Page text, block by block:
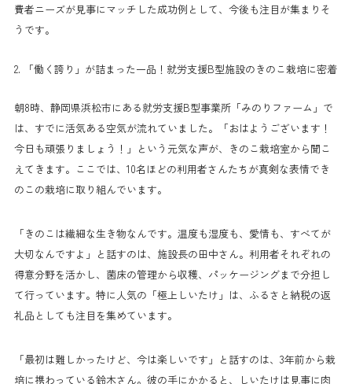
費者ニーズが見事にマッチした成功例として、今後も注目が集まりそ
うです。
2. 「働く誇り」が詰まった一品！就労支援B型施設のきのこ栽培に密着
朝8時、静岡県浜松市にある就労支援B型事業所「みのりファーム」で
は、すでに活気ある空気が流れていました。「おはようございます！
今日も頑張りましょう！」という元気な声が、きのこ栽培室から聞こ
えてきます。ここでは、10名ほどの利用者さんたちが真剣な表情でき
のこの栽培に取り組んでいます。
「きのこは繊細な生き物なんです。温度も湿度も、愛情も、すべてが
大切なんですよ」と話すのは、施設長の田中さん。利用者それぞれの
得意分野を活かし、菌床の管理から収穫、パッケージングまで分担し
て行っています。特に人気の「極上しいたけ」は、ふるさと納税の返
礼品としても注目を集めています。
「最初は難しかったけど、今は楽しいです」と話すのは、3年前から栽
培に携わっている鈴木さん。彼の手にかかると、しいたけは見事に肉